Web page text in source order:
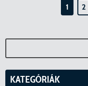
1 2
KATEGÓRIÁK